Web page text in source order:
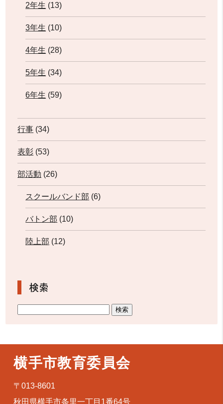
2年生 (13)
3年生 (10)
4年生 (28)
5年生 (34)
6年生 (59)
行事 (34)
表彰 (53)
部活動 (26)
スクールバンド部 (6)
バトン部 (10)
陸上部 (12)
検索
横手市教育委員会
〒013-8601
秋田県横手市条里一丁目1番64号